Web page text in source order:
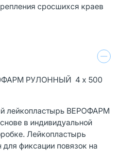
сросшихся краев
РУЛОННЫЙ 4 х 500
лейкопластырь ВЕРОФАРМ
в индивидуальной
Лейкопластырь
фиксации повязок на